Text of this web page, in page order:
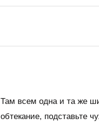
Там всем одна и та же
обтекание, подставьте